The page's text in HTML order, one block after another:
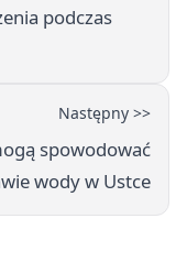
podczas
Następny >>
spowodować
wody w Ustce